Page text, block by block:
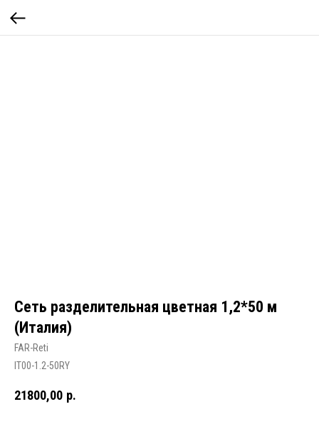
Сеть разделительная цветная 1,2*50 м
(Италия)
FAR-Reti
IT00-1.2-50RY
21800,00 р.